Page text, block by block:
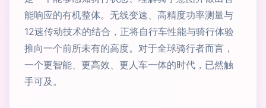
能响应的有机整体。无线变速、高精度功率测量与
12速传动技术的结合，正将自行车性能与骑行体验
推向一个前所未有的高度。对于全球骑行者而言，
一个更智能、更高效、更人车一体的时代，已然触
手可及。